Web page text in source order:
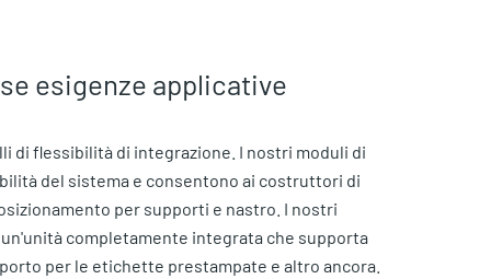
esigenze applicative
di flessibilità di integrazione. I nostri moduli di
del sistema e consentono ai costruttori di
per supporti e nastro. I nostri
completamente integrata che supporta
per le etichette prestampate e altro ancora.